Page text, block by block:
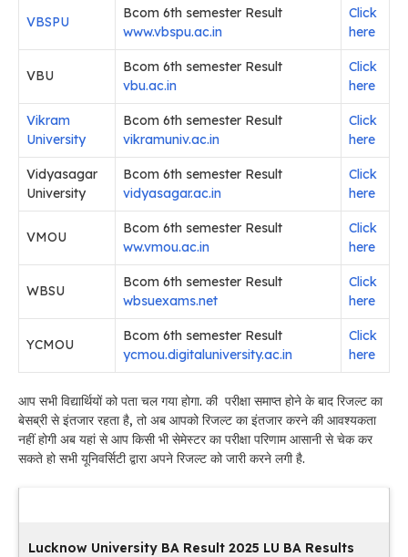
VBSPU
Bcom 6th semester Result
www.vbspu.ac.in
Click
here
VBU
Bcom 6th semester Result
vbu.ac.in
Click
here
Vikram
University
Bcom 6th semester Result
vikramuniv.ac.in
Click
here
Vidyasagar
University
Bcom 6th semester Result
vidyasagar.ac.in
Click
here
VMOU
Bcom 6th semester Result
ww.vmou.ac.in
Click
here
WBSU
Bcom 6th semester Result
wbsuexams.net
Click
here
YCMOU
Bcom 6th semester Result
ycmou.digitaluniversity.ac.in
Click
here
आप सभी विद्यार्थियों को पता चल गया होगा. की परीक्षा समाप्त होने के बाद रिजल्ट का
बेसब्री से इंतजार रहता है, तो अब आपको रिजल्ट का इंतजार करने की आवश्यकता
नहीं होगी अब यहां से आप किसी भी सेमेस्टर का परीक्षा परिणाम आसानी से चेक कर
सकते हो सभी यूनिवर्सिटी द्वारा अपने रिजल्ट को जारी करने लगी है.
Lucknow University BA Result 2025 LU BA Results